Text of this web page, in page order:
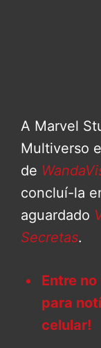
A Marvel
Multiverso
de
concluí-la
aguardado
Secretas.
Entre
para
celular!